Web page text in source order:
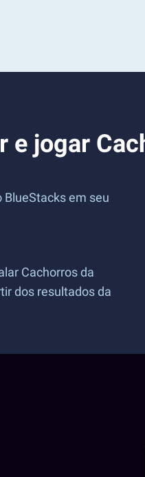
e jogar
BlueStacks em seu
Cachorros da
dos resultados da